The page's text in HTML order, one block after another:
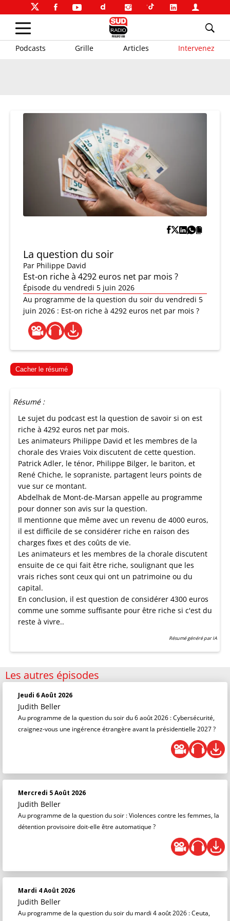
Podcasts Grille Articles Intervenez
La question du soir
Par Philippe David
Est-on riche à 4292 euros net par mois ?
Épisode du vendredi 5 juin 2026
Au programme de la question du soir du vendredi 5
juin 2026 : Est-on riche à 4292 euros net par mois ?
Cacher le résumé
Résumé :
Le sujet du podcast est la question de savoir si on est
riche à 4292 euros net par mois.
Les animateurs Philippe David et les membres de la
chorale des Vraies Voix discutent de cette question.
Patrick Adler, le ténor, Philippe Bilger, le bariton, et
René Chiche, le sopraniste, partagent leurs points de
vue sur ce montant.
Abdelhak de Mont-de-Marsan appelle au programme
pour donner son avis sur la question.
Il mentionne que même avec un revenu de 4000 euros,
il est difficile de se considérer riche en raison des
charges fixes et des coûts de vie.
Les animateurs et les membres de la chorale discutent
ensuite de ce qui fait être riche, soulignant que les
vrais riches sont ceux qui ont un patrimoine ou du
capital.
En conclusion, il est question de considérer 4300 euros
comme une somme suffisante pour être riche si c'est du
reste à vivre..
Résumé généré par IA
Les autres épisodes
Jeudi 6 Août 2026
Judith Beller
Au programme de la question du soir du 6 août 2026 : Cybersécurité,
craignez-vous une ingérence étrangère avant la présidentielle 2027 ?
Mercredi 5 Août 2026
Judith Beller
Au programme de la question du soir : Violences contre les femmes, la
détention provisoire doit-elle être automatique ?
Mardi 4 Août 2026
Judith Beller
Au programme de la question du soir du mardi 4 août 2026 : Ceuta,